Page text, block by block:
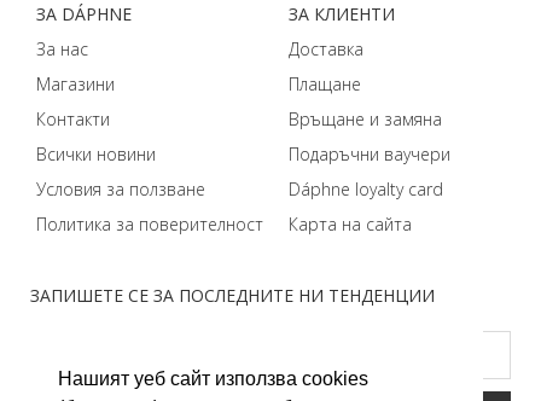
Нашият уеб сайт използва cookies
ЗАПИШЕТЕ СЕ ЗА ПОСЛЕДНИТЕ НИ ТЕНДЕНЦИИ
ЗA DÁPHNЕ
За нас
Магазини
Контакти
Всички новини
Условия за ползване
Политика за поверителност
ЗA КЛИЕНТИ
Доставка
Плащане
Връщане и замяна
Подаръчни ваучери
Dáphnе loyalty card
Карта на сайта